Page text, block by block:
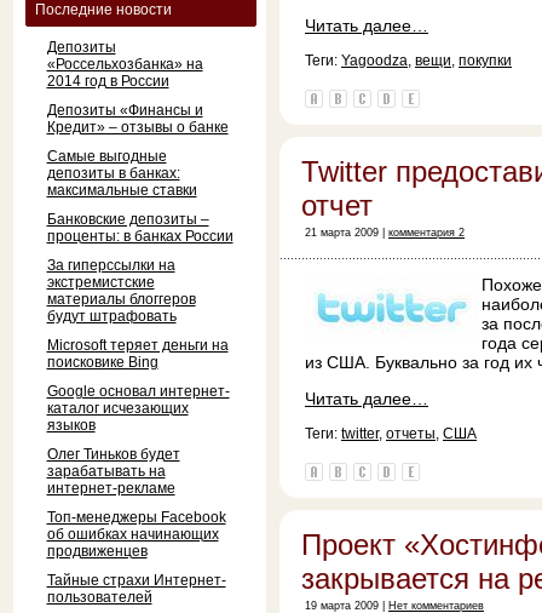
Последние новости
Депозиты
«Россельхозбанка» на
2014 год в России
Депозиты «Финансы и
Кредит» – отзывы о банке
Самые выгодные
депозиты в банках:
максимальные ставки
Банковские депозиты –
проценты: в банках России
За гиперссылки на
экстремистские
материалы блоггеров
будут штрафовать
Microsoft теряет деньги на
поисковике Bing
Google основал интернет-
каталог исчезающих
языков
Олег Тиньков будет
зарабатывать на
интернет-рекламе
Топ-менеджеры Facebook
об ошибках начинающих
продвиженцев
Тайные страхи Интернет-
пользователей
Читать далее…
Теги: Yagoodza, вещи, покупки
Twitter
отчет
21 марта 2009 | комментария 2
за
года
из США. Буквально за год их
Читать далее…
Теги: twitter, отчеты, США
Проект
закрывается на
19 марта 2009 | Нет комментариев